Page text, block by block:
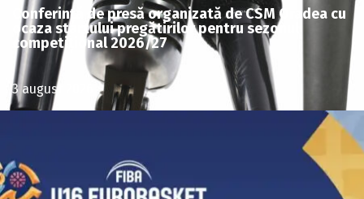
Conferință de presă organizată de CSM Oradea cu
ocaza startului pregătirilor pentru sezonul
competițional 2026/27
3 august 2026